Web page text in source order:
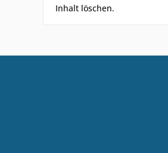
Inhalt löschen.